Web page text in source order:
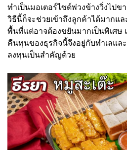
ทำเป็นมอเตอร์ไซด์พ่วงข้างวิ่งไป
วิธีนี้ก็จะช่วยเข้าถึงลูกค้าได้มากแล
พื้นที่แต่อาจต้องขยันมากเป็นพิเศษ
คืนทุนของธุรกิจนี้จึงอยู่กับทำเลแล
ลงทุนเป็นสำคัญด้วย